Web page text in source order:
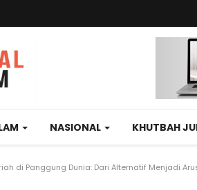
NASIONAL KHUTBAH
di Panggung Dunia: Dari Alternatif Menjadi